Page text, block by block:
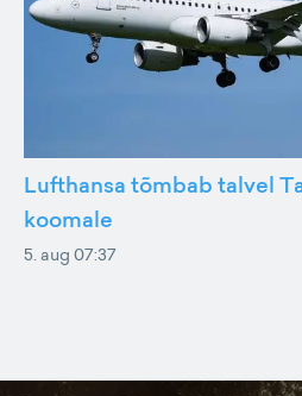
Lufthansa tõmbab talvel
koomale
5. aug 07:37